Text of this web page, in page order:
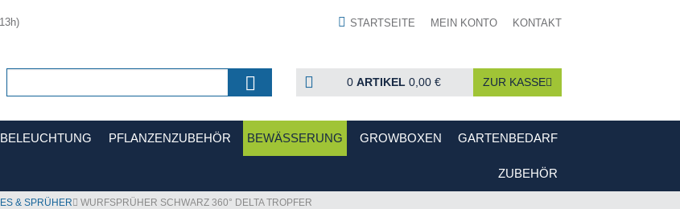
STARTSEITE MEIN KONTO KONTAKT
0 ARTIKEL 0,00 € ZUR KASSE
PFLANZENZUBEHÖR BEWÄSSERUNG GROWBOXEN GARTENBEDARF
ZUBEHÖR
& SPRÜHER WURFSPRÜHER SCHWARZ 360° DELTA TROPFER